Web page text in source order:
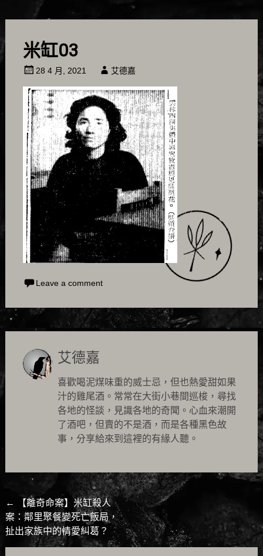
米缸03
28 4 月, 2021 艾德嘉
Leave a comment
艾德嘉
喜歡喝泥煤味重的威士忌，但也熱愛甜如果
汁的雞尾酒。常常在大街小巷間巡梭，尋找
各地的怪談，見識各地的奇聞。心血來潮開
了酒吧，但賣的不是酒，而是各種黑色故
事，分享給來到這裡的有緣人聽。
Post
navigation
←
【離奇命案】米缸殺人
案：鄰里聚餐變死亡飯局，
扯出家族中的情愛糾葛？